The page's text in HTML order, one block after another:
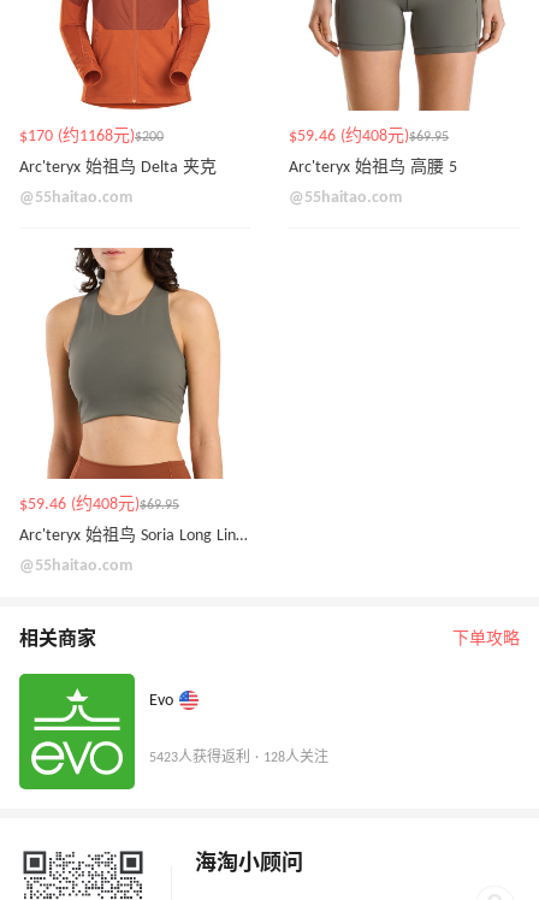
$170 (约1168元)$200
Arc'teryx 始祖鸟 Delta 夹克
@55haitao.com
$59.46 (约408元)$69.95
Arc'teryx 始祖鸟 高腰 5
@55haitao.com
$59.46 (约408元)$69.95
Arc'teryx 始祖鸟 Soria Long Line 运动内衣
@55haitao.com
相关商家 下单攻略
Evo
5423人获得返利 · 128人关注
海淘小顾问